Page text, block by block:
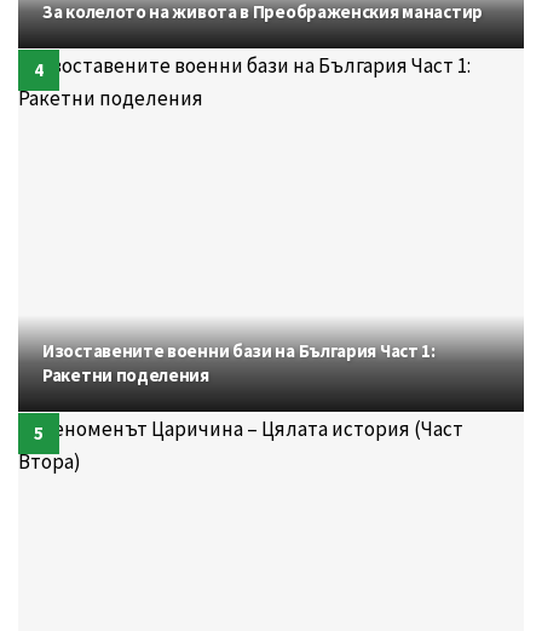
За колелото на живота в Преображенския манастир
Изоставените военни бази на България Част 1:
Ракетни поделения